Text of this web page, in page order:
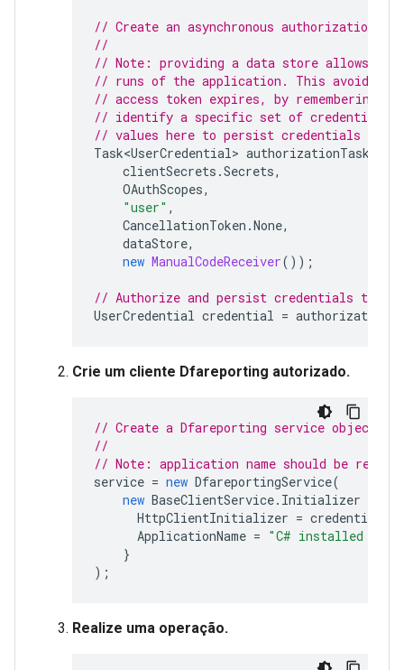
// Create an asynchronous authorization
//
// Note: providing a data store allows
// runs of the application. This avoids
// access token expires, by remembering
// identify a specific set of credentials
// values here to persist credentials for
Task<UserCredential> authorizationTask
clientSecrets .Secrets,
OAuthScopes,
"user" ,
CancellationToken .None,
dataStore,
new ManualCodeReceiver());
// Authorize and persist credentials to
UserCredential credential =
Crie um cliente Dfareporting autorizado.
// Create a Dfareporting service object.
//
// Note: application name should be
service = new DfareportingService(
new BaseClientService. Initializer
HttpClientInitializer = credential
ApplicationName = "C# installed app
}
);
Realize uma operação.